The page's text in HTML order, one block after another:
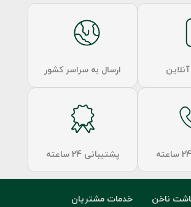
ارسال به سراسر کشور
پشتیبانی 24 ساعته
ناخن
خدمات مشتریان